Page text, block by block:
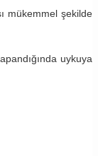
mükemmel şekilde
uykuya